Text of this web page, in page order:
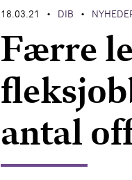
18.03.21 • DIB •
Færre
antal